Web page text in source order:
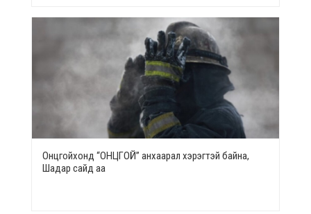
Онцгойхонд “ОНЦГОЙ” анхаарал хэрэгтэй байна,
Шадар сайд аа